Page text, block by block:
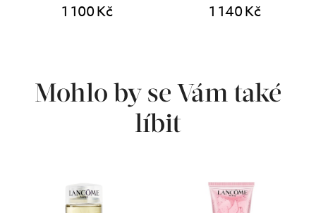
1 100 Kč 1 140 Kč
Mohlo by se Vám také
líbit